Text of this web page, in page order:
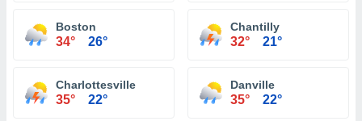
Boston
34° 26°
Chantilly
32° 21°
Charlottesville
35° 22°
Danville
35° 22°